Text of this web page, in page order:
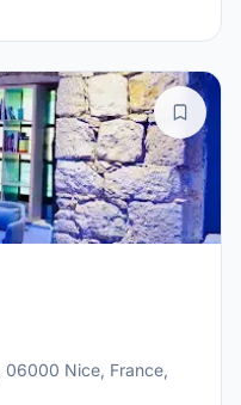
06000 Nice, France,